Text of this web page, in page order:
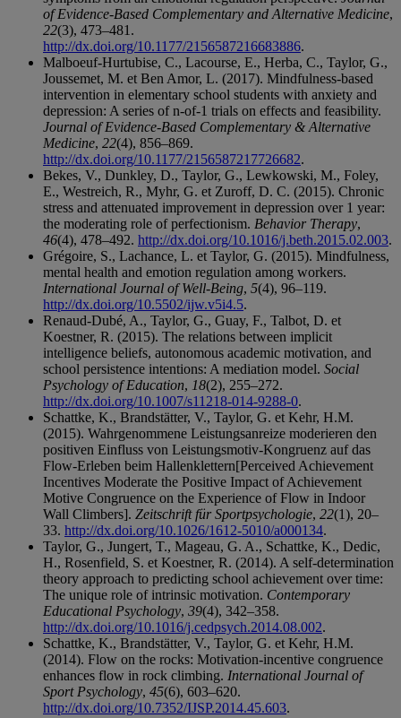
of Evidence-Based Complementary and Alternative Medicine,
22(3), 473–481.
http://dx.doi.org/10.1177/2156587216683886.
Malboeuf-Hurtubise, C., Lacourse, E., Herba, C., Taylor, G.,
Joussemet, M. et Ben Amor, L. (2017). Mindfulness-based
intervention in elementary school students with anxiety and
depression: A series of n-of-1 trials on effects and feasibility.
Journal of Evidence-Based Complementary & Alternative
Medicine, 22(4), 856–869.
http://dx.doi.org/10.1177/2156587217726682.
Bekes, V., Dunkley, D., Taylor, G., Lewkowski, M., Foley,
E., Westreich, R., Myhr, G. et Zuroff, D. C. (2015). Chronic
stress and attenuated improvement in depression over 1 year:
the moderating role of perfectionism. Behavior Therapy,
46(4), 478–492. http://dx.doi.org/10.1016/j.beth.2015.02.003.
Grégoire, S., Lachance, L. et Taylor, G. (2015). Mindfulness,
mental health and emotion regulation among workers.
International Journal of Well-Being, 5(4), 96–119.
http://dx.doi.org/10.5502/ijw.v5i4.5.
Renaud-Dubé, A., Taylor, G., Guay, F., Talbot, D. et
Koestner, R. (2015). The relations between implicit
intelligence beliefs, autonomous academic motivation, and
school persistence intentions: A mediation model. Social
Psychology of Education, 18(2), 255–272.
http://dx.doi.org/10.1007/s11218-014-9288-0.
Schattke, K., Brandstätter, V., Taylor, G. et Kehr, H.M.
(2015). Wahrgenommene Leistungsanreize moderieren den
positiven Einfluss von Leistungsmotiv-Kongruenz auf das
Flow-Erleben beim Hallenklettern[Perceived Achievement
Incentives Moderate the Positive Impact of Achievement
Motive Congruence on the Experience of Flow in Indoor
Wall Climbers]. Zeitschrift für Sportpsychologie, 22(1), 20–
33. http://dx.doi.org/10.1026/1612-5010/a000134.
Taylor, G., Jungert, T., Mageau, G. A., Schattke, K., Dedic,
H., Rosenfield, S. et Koestner, R. (2014). A self-determination
theory approach to predicting school achievement over time:
The unique role of intrinsic motivation. Contemporary
Educational Psychology, 39(4), 342–358.
http://dx.doi.org/10.1016/j.cedpsych.2014.08.002.
Schattke, K., Brandstätter, V., Taylor, G. et Kehr, H.M.
(2014). Flow on the rocks: Motivation-incentive congruence
enhances flow in rock climbing. International Journal of
Sport Psychology, 45(6), 603–620.
http://dx.doi.org/10.7352/IJSP.2014.45.603.